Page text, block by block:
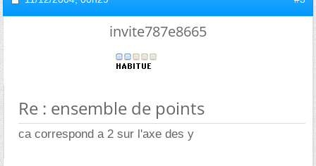
invite787e8665
Re : ensemble de points
ca correspond a 2 sur l'axe des y